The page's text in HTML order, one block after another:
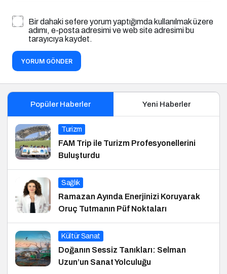
Bir dahaki sefere yorum yaptığımda kullanılmak üzere
adımı, e-posta adresimi ve web site adresimi bu
tarayıcıya kaydet.
YORUM GÖNDER
Popüler Haberler Yeni Haberler
Turizm
FAM Trip ile Turizm Profesyonellerini
Buluşturdu
Sağlık
Ramazan Ayında Enerjinizi Koruyarak
Oruç Tutmanın Püf Noktaları
Kültür Sanat
Doğanın Sessiz Tanıkları: Selman
Uzun’un Sanat Yolculuğu